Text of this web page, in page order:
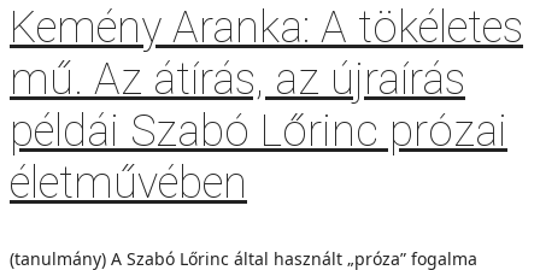
Kemény Aranka: A tökéletes
mű. Az átírás, az újraírás
példái Szabó Lőrinc prózai
életművében
(tanulmány) A Szabó Lőrinc által használt „próza” fogalma